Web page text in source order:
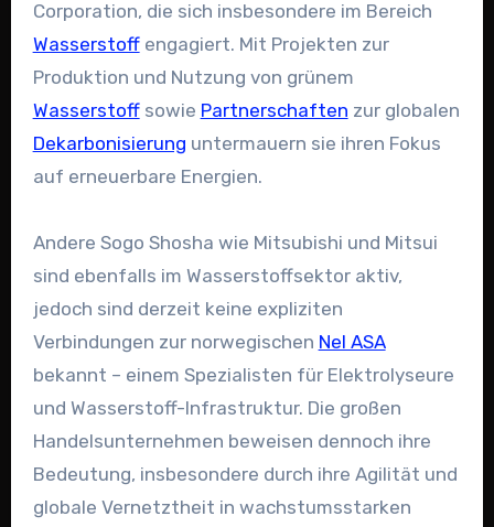
Corporation, die sich insbesondere im Bereich
Wasserstoffengagiert. Mit Projekten zur
Produktion und Nutzung von grünem
Wasserstoffsowie Partnerschaften zur globalen
Dekarbonisierung untermauern sie ihren Fokus
auf erneuerbare Energien.
Andere Sogo Shosha wie Mitsubishi und Mitsui
sind ebenfalls im Wasserstoffsektor aktiv,
jedoch sind derzeit keine expliziten
Verbindungen zur norwegischen Nel ASA
bekannt – einem Spezialisten für Elektrolyseure
und Wasserstoff-Infrastruktur. Die großen
Handelsunternehmen beweisen dennoch ihre
Bedeutung, insbesondere durch ihre Agilität und
globale Vernetztheit in wachstumsstarken